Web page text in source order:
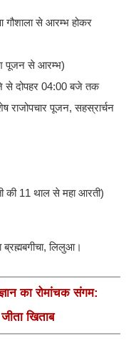
से आरम्भ होकर
पूजन से आरम्भ)
से दोपहर 04:00 बजे तक
राजोपचार पूजन, सहस्रार्चन
की 11 थाल से महा आरती)
ब्रह्मबगीचा, लिलुआ।
का रोमांचक संगम:
खिताब